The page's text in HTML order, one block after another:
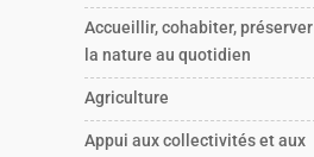
Accueillir, cohabiter, préserver
la nature au quotidien
Agriculture
Appui aux collectivités et aux